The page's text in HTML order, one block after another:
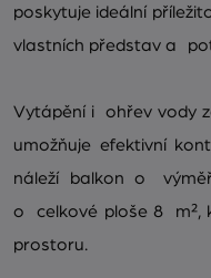
poskytuje ideální
vlastních představ a
Vytápění i ohřev vody
umožňuje efektivní
náleží balkon o
o celkové ploše 8 m²,
prostoru.